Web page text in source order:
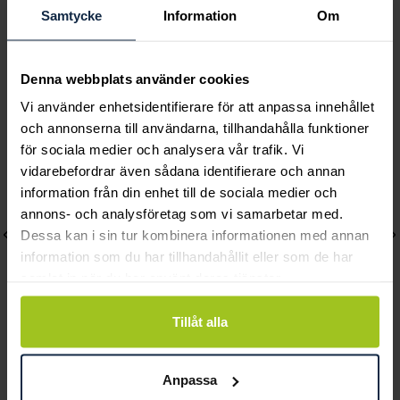
Samtycke Information Om
Denna webbplats använder cookies
Vi använder enhetsidentifierare för att anpassa innehållet
och annonserna till användarna, tillhandahålla funktioner
för sociala medier och analysera vår trafik. Vi
vidarebefordrar även sådana identifierare och annan
information från din enhet till de sociala medier och
annons- och analysföretag som vi samarbetar med.
Dessa kan i sin tur kombinera informationen med annan
information som du har tillhandahållit eller som de har
Tillåt alla
Anpassa
Andra köpte också
Caroline Svedbom
Caroline Svedbom
Siri Bracelet / Pastel